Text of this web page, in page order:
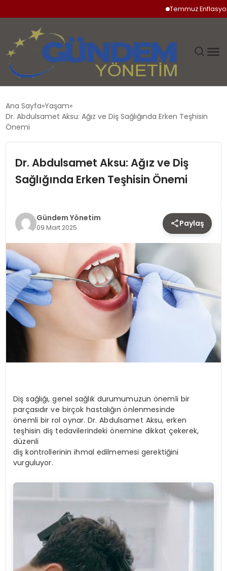
Temmuz
SIYASET
EKONOMI
TEKNOLOJI
SAĞLIK
YAŞAM
Ana Sayfa Yaşam
Dr. Abdulsamet Aksu: Ağız ve Diş Sağlığında Erken Teşhisin
Önemi
Dr. Abdulsamet Aksu: Ağız ve Diş
Sağlığında Erken Teşhisin Önemi
Gündem Yönetim
09 Mart 2025 Paylaş
Diş sağlığı, genel sağlık durumumuzun önemli bir
parçasıdır ve birçok hastalığın önlenmesinde
önemli bir rol oynar. Dr. Abdulsamet Aksu, erken
teşhisin diş tedavilerindeki önemine dikkat çekerek,
düzenli
diş kontrollerinin ihmal edilmemesi gerektiğini
vurguluyor.